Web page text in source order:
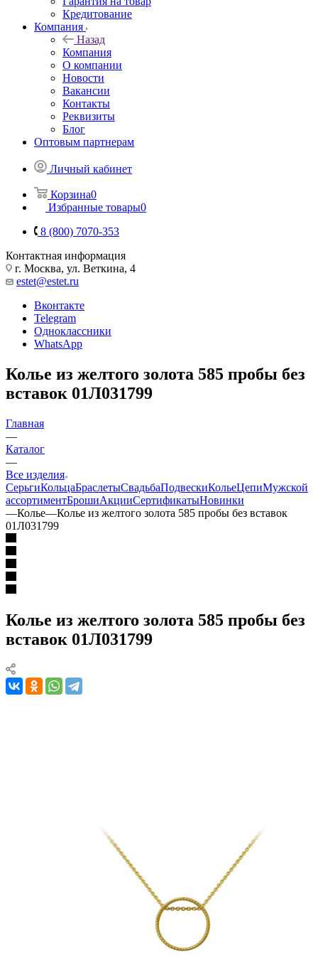
Кредитование
Компания
Назад
Компания
О компании
Новости
Вакансии
Контакты
Реквизиты
Блог
Оптовым партнерам
Личный кабинет
Корзина0
Избранные товары0
8 (800) 7070-353
Контактная информация
г. Москва, ул. Веткина, 4
estet@estet.ru
Вконтакте
Telegram
Одноклассники
WhatsApp
Колье из желтого золота 585 пробы без
вставок 01Л031799
Главная
—
Каталог
—
Все изделия
СерьгиКольцаБраслетыСвадьбаПодвескиКольеЦепиМужской
ассортиментБрошиАкцииСертификатыНовинки
—Колье—Колье из желтого золота 585 пробы без вставок
01Л031799
Колье из желтого золота 585 пробы без
вставок 01Л031799